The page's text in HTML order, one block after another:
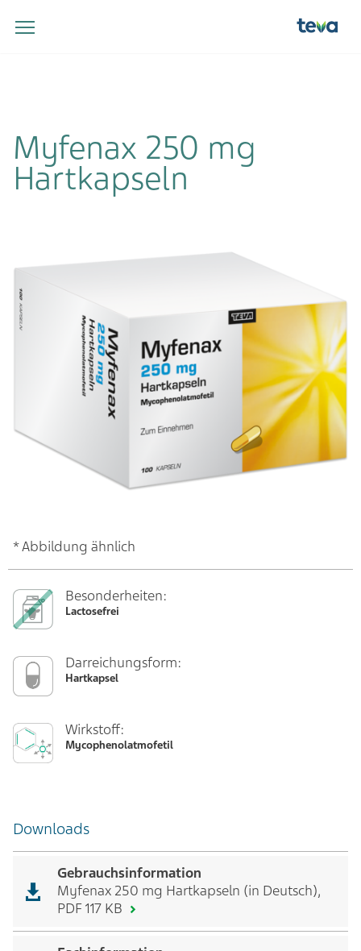
Myfenax 250 mg
Hartkapseln
* Abbildung ähnlich
Besonderheiten:
Lactosefrei
Darreichungsform:
Hartkapsel
Wirkstoff:
Mycophenolatmofetil
Downloads
Gebrauchsinformation
Myfenax 250 mg Hartkapseln (in Deutsch),
PDF 117 KB